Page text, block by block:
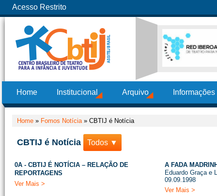
Acesso Restrito
Home Institucional Arquivo
Home » Fomos Notícia» CBTIJ é Notícia
CBTIJ é Notícia Todos ▼
0A - CBTIJ É NOTÍCIA – RELAÇÃO DE
REPORTAGENS
Ver Mais >
A FADA
Eduardo Graça e
09.09.1998
Ver Mais >